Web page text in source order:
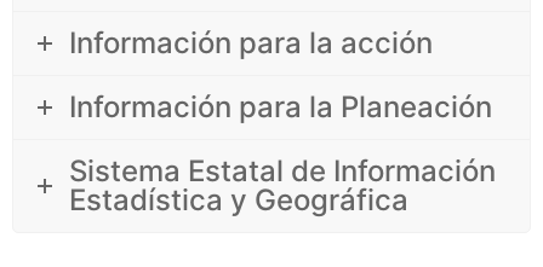
Información para la acción
Información para la Planeación
Sistema Estatal de Información
Estadística y Geográfica